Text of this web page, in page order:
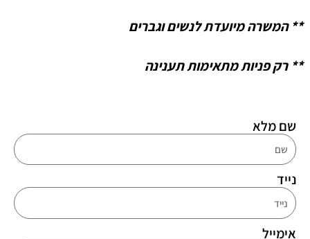
** המשרה מיועדת לנשים וגברים
** רק פניות מתאימות תענינה
שם מלא
נייד
אימייל